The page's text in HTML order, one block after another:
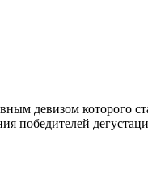
девизом которого
победителей